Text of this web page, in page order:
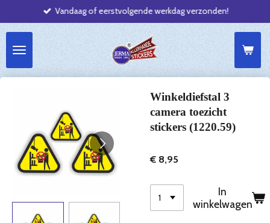
direct
de
hoofdinhoud
Vandaag of eerstvolgende werkdag verzonden!
Winkeldiefstal 3
camera toezicht
stickers (1220.59)
€ 8,95
In
winkelwagen